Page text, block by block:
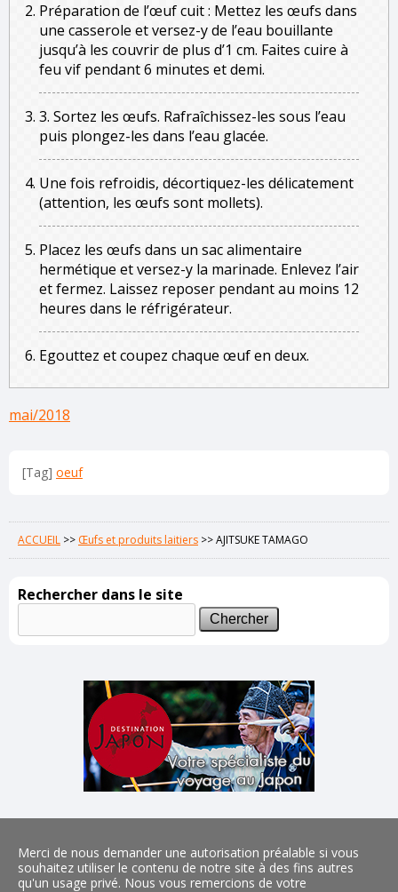
Préparation de l’œuf cuit : Mettez les œufs dans
une casserole et versez-y de l’eau bouillante
jusqu’à les couvrir de plus d’1 cm. Faites cuire à
feu vif pendant 6 minutes et demi.
3. Sortez les œufs. Rafraîchissez-les sous l’eau
puis plongez-les dans l’eau glacée.
Une fois refroidis, décortiquez-les délicatement
(attention, les œufs sont mollets).
Placez les œufs dans un sac alimentaire
hermétique et versez-y la marinade. Enlevez l’air
et fermez. Laissez reposer pendant au moins 12
heures dans le réfrigérateur.
Egouttez et coupez chaque œuf en deux.
mai/2018
[Tag] oeuf
ACCUEIL >> Œufs et produits laitiers >>AJITSUKE TAMAGO
Rechercher dans le site
Merci de nous demander une autorisation préalable si vous
souhaitez utiliser le contenu de notre site à des fins autres
qu'un usage privé. Nous vous remercions de votre